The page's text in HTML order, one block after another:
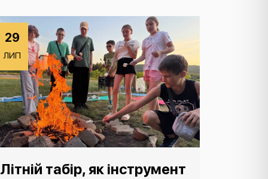
29
ЛИП
Літній табір, як інструмент